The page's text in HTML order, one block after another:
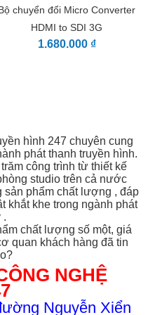
chuyển đổi Micro Converter
HDMI to SDI 3G
1.680.000 ₫
hình 247 chuyên cung
phát thanh truyền hình.
công trình từ thiết kế
studio trên cả nước
sản phẩm chất lượng , đáp
khắt khe trong ngành phát
.
chất lượng số một, giá
quan khách hàng đã tin
NGHỆ
Nguyễn Xiển